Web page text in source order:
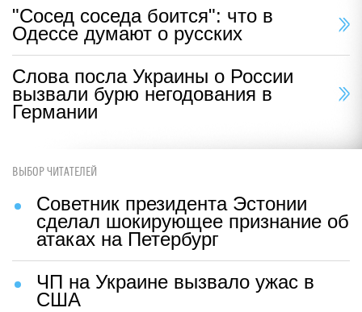
"Сосед соседа боится": что в
Одессе думают о русских
Слова посла Украины о России
вызвали бурю негодования в
Германии
ВЫБОР ЧИТАТЕЛЕЙ
Советник президента Эстонии
сделал шокирующее признание об
атаках на Петербург
ЧП на Украине вызвало ужас в
США